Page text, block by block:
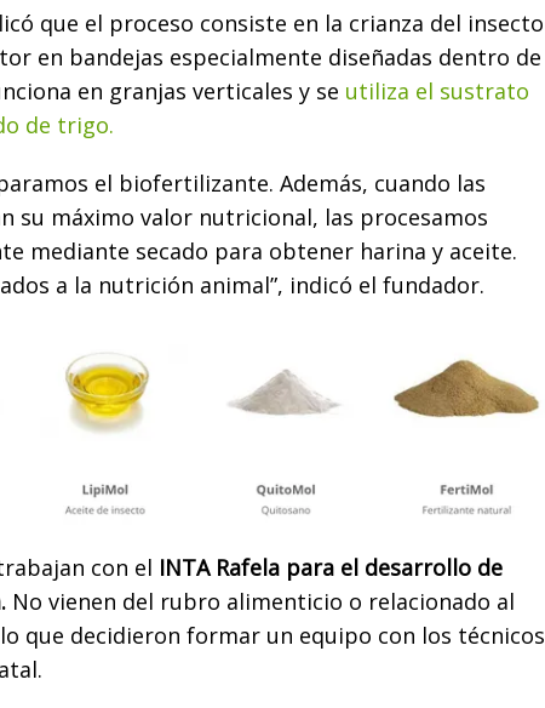
que el proceso consiste en la crianza del insecto
en bandejas especialmente diseñadas dentro de
en granjas verticales y se utiliza el sustrato
de trigo.
el biofertilizante. Además, cuando las
su máximo valor nutricional, las procesamos
mediante secado para obtener harina y aceite.
a la nutrición animal”, indicó el fundador.
con el INTA Rafela para el desarrollo de
No vienen del rubro alimenticio o relacionado al
que decidieron formar un equipo con los técnicos